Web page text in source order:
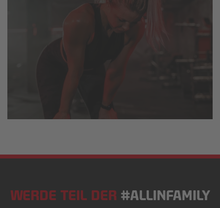
WERDE TEIL DER #ALLINFAMILY